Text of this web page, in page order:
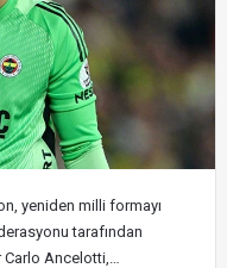
yeniden milli formayı
tarafından
Ancelotti,…